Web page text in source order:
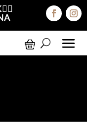
Minerva